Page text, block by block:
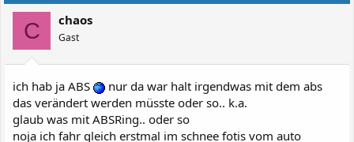
C chaos
Gast
ich hab ja ABS
nur da war halt irgendwas mit dem abs
das verändert werden müsste oder so.. k.a.
glaub was mit ABSRing.. oder so
noja ich fahr gleich erstmal im schnee fotis vom auto